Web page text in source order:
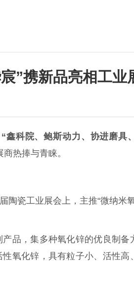
”携新品亮相工业
“鑫科院、鲍斯动力、协进磨具
热捧与青睐。
瓷工业展会上，主推“微纳米氧
品，集多种氧化锌的优良制备
氧化锌，具有粒子小、活性高